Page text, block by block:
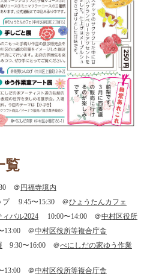
覧
＠ 円福寺境内
プ 9:45〜15:30 ＠ひょうたんカフェ
バル2024 10:00〜14:00 ＠中村区役所
13:00 ＠中村区役所等複合庁舎
9:30〜16:00 ＠べにしだの家ゆう作業
13:00 ＠中村区役所等複合庁舎